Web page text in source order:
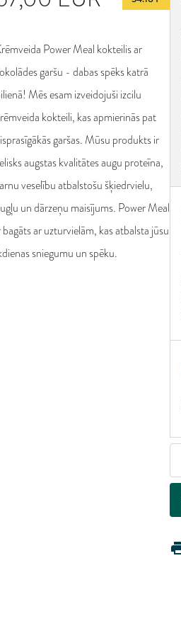
Latvija
Lietuva
Luksemburga
Malta
Nīderlande
Polija
Portugāle
Rumānija
Slovākija
Slovēnija
Power Meal kokteilis ar
garšu - dabas spēks katrā
Mēs esam izveidojuši izcilu
kokteili, kas apmierinās pat
garšas. Mūsu produkts ir
augstas kvalitātes augu proteīna,
veselību atbalstošu šķiedrvielu,
un dārzeņu maisījums. Power Meal
bagāts ar uzturvielām, kas atbalsta jūsu
sniegumu un spēku.